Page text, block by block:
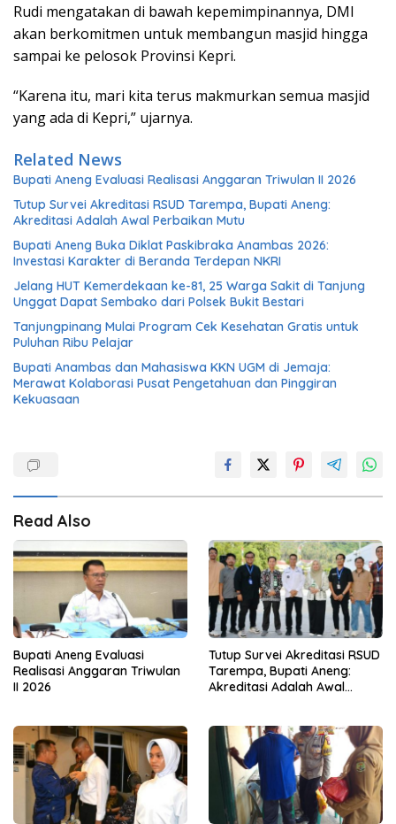
Rudi mengatakan di bawah kepemimpinannya, DMI
akan berkomitmen untuk membangun masjid hingga
sampai ke pelosok Provinsi Kepri.
“Karena itu, mari kita terus makmurkan semua masjid
yang ada di Kepri,” ujarnya.
Related News
Bupati Aneng Evaluasi Realisasi Anggaran Triwulan II 2026
Tutup Survei Akreditasi RSUD Tarempa, Bupati Aneng:
Akreditasi Adalah Awal Perbaikan Mutu
Bupati Aneng Buka Diklat Paskibraka Anambas 2026:
Investasi Karakter di Beranda Terdepan NKRI
Jelang HUT Kemerdekaan ke-81, 25 Warga Sakit di Tanjung
Unggat Dapat Sembako dari Polsek Bukit Bestari
Tanjungpinang Mulai Program Cek Kesehatan Gratis untuk
Puluhan Ribu Pelajar
Bupati Anambas dan Mahasiswa KKN UGM di Jemaja:
Merawat Kolaborasi Pusat Pengetahuan dan Pinggiran
Kekuasaan
Read Also
Bupati Aneng Evaluasi
Realisasi Anggaran Triwulan
II 2026
Tutup Survei Akreditasi RSUD
Tarempa, Bupati Aneng:
Akreditasi Adalah Awal